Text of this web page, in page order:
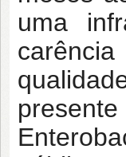
uma